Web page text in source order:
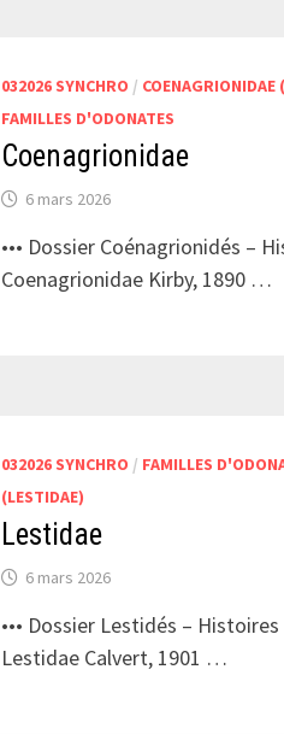
032026 SYNCHRO / COENAGRIONIDAE
FAMILLES D'ODONATES
Coenagrionidae
6 mars 2026
••• Dossier Coénagrionidés –
Coenagrionidae Kirby, 1890 …
032026 SYNCHRO / FAMILLES
(LESTIDAE)
Lestidae
6 mars 2026
••• Dossier Lestidés – Histoires
Lestidae Calvert, 1901 …